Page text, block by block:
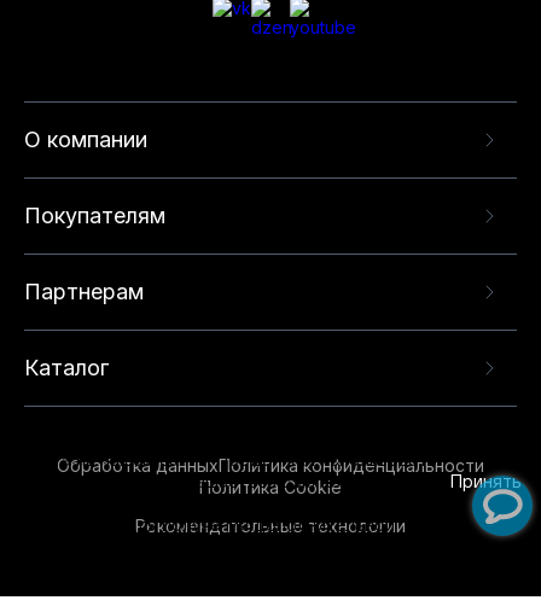
О компании
Покупателям
Партнерам
Каталог
Обработка данныхПолитика конфиденциальности
Политика Cookie
Рекомендательные технологии
опыта на нашем сайте. Продолжая использовать
данный сайт, вы соглашаетесь с использованием
технологий. Для получения дополнительной
Принять